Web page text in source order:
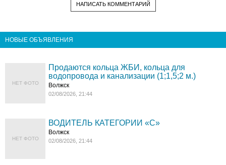
НАПИСАТЬ КОММЕНТАРИЙ
НОВЫЕ ОБЪЯВЛЕНИЯ
НЕТ ФОТО
Продаются кольца ЖБИ, кольца для
водопровода и канализации (1;1,5;2 м.)
Волжск
02/08/2026, 21:44
НЕТ ФОТО
ВОДИТЕЛЬ КАТЕГОРИИ «C»
Волжск
02/08/2026, 21:44